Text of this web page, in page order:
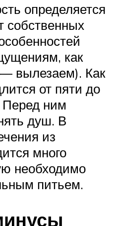
определяется
собственных
как
— вылезаем). Как
от пяти до
Перед ним
душ. В
из
много
необходимо
питьем.